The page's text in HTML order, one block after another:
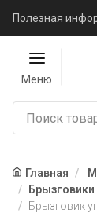
Полезная
Меню
Главная
Брызговики
Брызговик